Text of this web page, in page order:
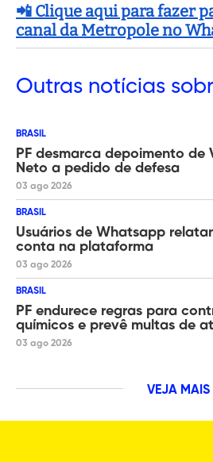
📲 Clique aqui para fazer
canal da Metropole no
Outras notícias
BRASIL
PF desmarca depoimento de
Neto a pedido de defesa
03 ago 2026
BRASIL
Usuários de Whatsapp
conta na plataforma
03 ago 2026
BRASIL
PF endurece regras para
químicos e prevê multas de
03 ago 2026
VEJA MAIS